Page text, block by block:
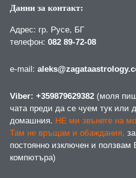
Данни за контакт:
Адрес: гр. Русе, БГ
телефон: 082 89-72-08
е-mail:
Viber: +359879629382 (моля
чата преди да се чуем тук или
домашния. НЕ ми звънете на
Там не връщам и обаждания,
постоянно изключен и ползвам
компютъра)